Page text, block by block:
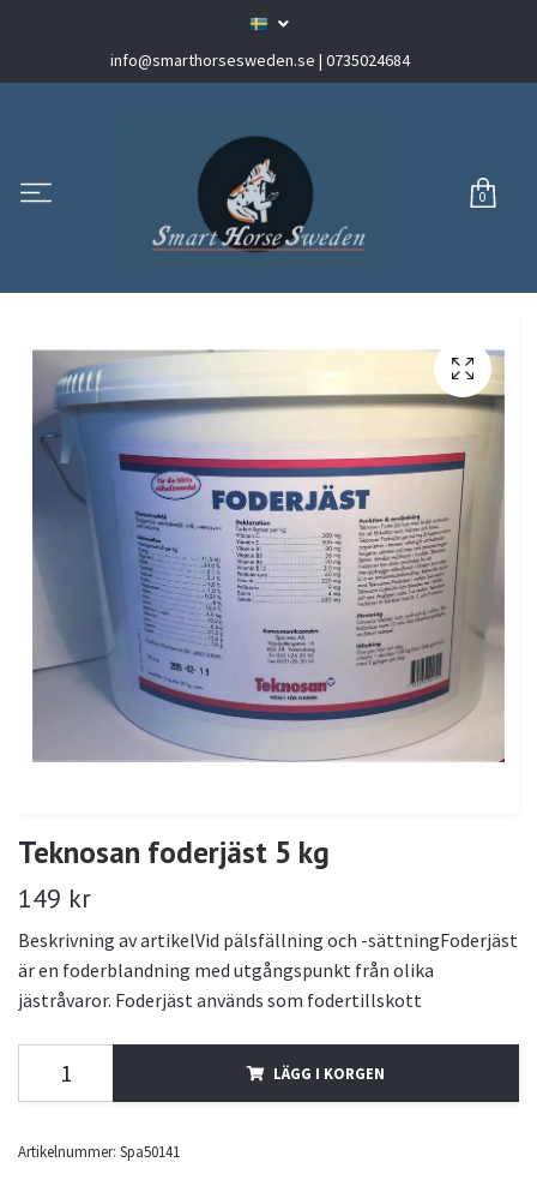
info@smarthorsesweden.se | 0735024684
0
Teknosan foderjäst 5 kg
149 kr
Beskrivning av artikelVid pälsfällning och -sättningFoderjäst
är en foderblandning med utgångspunkt från olika
jästråvaror. Foderjäst används som fodertillskott
LÄGG I KORGEN
Artikelnummer: Spa50141